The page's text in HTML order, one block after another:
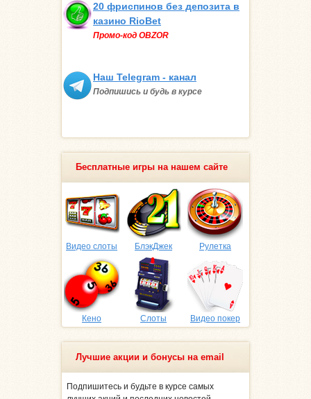
20 фриспинов без депозита в
казино RioBet
Промо-код OBZOR
Наш Telegram - канал
Подпишись и будь в курсе
Бесплатные игры на нашем сайте
Видео слоты БлэкДжек Рулетка
Кено Слоты Видео покер
Лучшие акции и бонусы на email
Подпишитесь и будьте в курсе самых